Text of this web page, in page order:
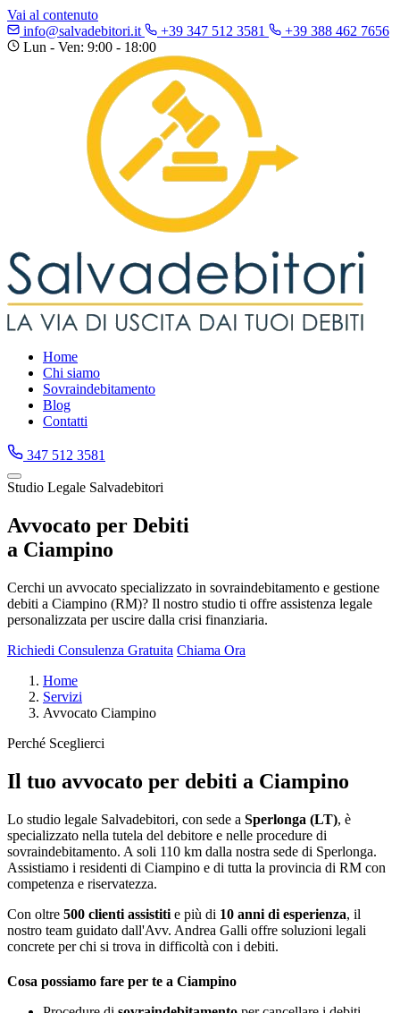
Vai al contenuto
info@salvadebitori.it
+39 347 512 3581
+39 388 462 7656
Lun - Ven: 9:00 - 18:00
Home
Chi siamo
Sovraindebitamento
Blog
Contatti
347 512 3581
Studio Legale Salvadebitori
Avvocato per Debiti
a Ciampino
Cerchi un avvocato specializzato in sovraindebitamento e gestione
debiti a Ciampino (RM)? Il nostro studio ti offre assistenza legale
personalizzata per uscire dalla crisi finanziaria.
Richiedi Consulenza Gratuita Chiama Ora
Home
Servizi
Avvocato Ciampino
Perché Sceglierci
Il tuo avvocato per debiti a Ciampino
Lo studio legale Salvadebitori, con sede a Sperlonga (LT), è
specializzato nella tutela del debitore e nelle procedure di
sovraindebitamento. A soli 110 km dalla nostra sede di Sperlonga.
Assistiamo i residenti di Ciampino e di tutta la provincia di RM con
competenza e riservatezza.
Con oltre 500 clienti assistiti e più di 10 anni di esperienza, il
nostro team guidato dall'Avv. Andrea Galli offre soluzioni legali
concrete per chi si trova in difficoltà con i debiti.
Cosa possiamo fare per te a Ciampino